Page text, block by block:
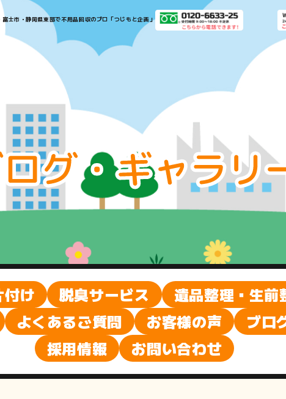
富士市・静岡県東部で不用品回収のプロ「つじもと企画」​​​​​​​
お
知
せ・
ブ
ロ
グ
け 脱臭サービス 遺品整理・生前
よくあるご質問 お客様の声 ブロ
採用情報
お問い合わせ